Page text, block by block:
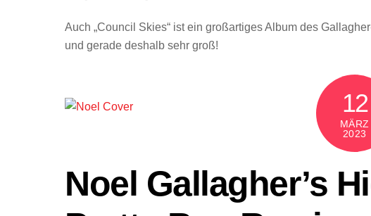
Auch „Council Skies“ ist ein großartiges Album des
und gerade deshalb sehr groß!
12
MÄRZ
2023
Noel Gallagher’s